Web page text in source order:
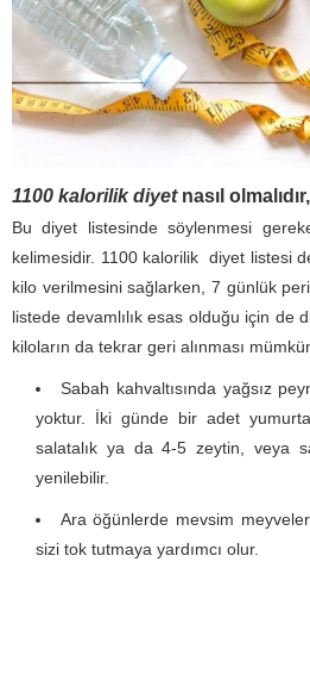
1100 kalorilik diyet nasıl
Bu diyet listesinde söylenmesi
kelimesidir. 1100 kalorilik diyet listesi
kilo verilmesini sağlarken, 7 günlük
listede devamlılık esas olduğu için de
kiloların da tekrar geri alınması
Sabah kahvaltısında yağsız
yoktur. İki günde bir adet
salatalık ya da 4-5 zeytin, veya
yenilebilir.
Ara öğünlerde mevsim
sizi tok tutmaya yardımcı olur.